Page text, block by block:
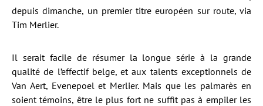
depuis dimanche, un premier titre européen sur route, via
Tim Merlier.
Il serait facile de résumer la longue série à la grande
qualité de l’effectif belge, et aux talents exceptionnels de
Van Aert, Evenepoel et Merlier. Mais que les palmarès en
soient témoins, être le plus fort ne suffit pas à empiler les